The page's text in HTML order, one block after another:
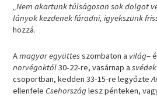
„Nem akartunk túlságosan sok dolgot
lányok kezdenek fáradni, igyekszünk
hozzá.
Amagyar együttesszombaton a világ–
norvégoktól30-22-re, vasárnap a
csoportban, kedden 33-15-re legyőzte
ellenfeleCsehországlesz pénteken,